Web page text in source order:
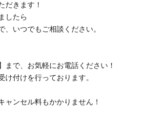
だきます！
したら
いつでもご相談ください。
まで、お気軽にお電話ください！
付けを行っております。
ャンセル料もかかりません！